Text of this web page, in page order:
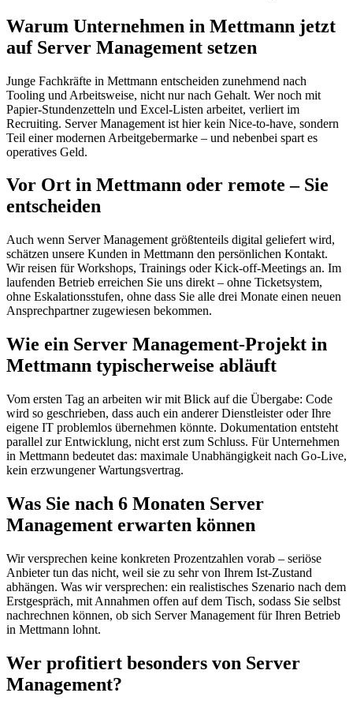
Warum Unternehmen in Mettmann jetzt
auf Server Management setzen
Junge Fachkräfte in Mettmann entscheiden zunehmend nach
Tooling und Arbeitsweise, nicht nur nach Gehalt. Wer noch mit
Papier-Stundenzetteln und Excel-Listen arbeitet, verliert im
Recruiting. Server Management ist hier kein Nice-to-have, sondern
Teil einer modernen Arbeitgebermarke – und nebenbei spart es
operatives Geld.
Vor Ort in Mettmann oder remote – Sie
entscheiden
Auch wenn Server Management größtenteils digital geliefert wird,
schätzen unsere Kunden in Mettmann den persönlichen Kontakt.
Wir reisen für Workshops, Trainings oder Kick-off-Meetings an. Im
laufenden Betrieb erreichen Sie uns direkt – ohne Ticketsystem,
ohne Eskalationsstufen, ohne dass Sie alle drei Monate einen neuen
Ansprechpartner zugewiesen bekommen.
Wie ein Server Management-Projekt in
Mettmann typischerweise abläuft
Vom ersten Tag an arbeiten wir mit Blick auf die Übergabe: Code
wird so geschrieben, dass auch ein anderer Dienstleister oder Ihre
eigene IT problemlos übernehmen könnte. Dokumentation entsteht
parallel zur Entwicklung, nicht erst zum Schluss. Für Unternehmen
in Mettmann bedeutet das: maximale Unabhängigkeit nach Go-Live,
kein erzwungener Wartungsvertrag.
Was Sie nach 6 Monaten Server
Management erwarten können
Wir versprechen keine konkreten Prozentzahlen vorab – seriöse
Anbieter tun das nicht, weil sie zu sehr von Ihrem Ist-Zustand
abhängen. Was wir versprechen: ein realistisches Szenario nach dem
Erstgespräch, mit Annahmen offen auf dem Tisch, sodass Sie selbst
nachrechnen können, ob sich Server Management für Ihren Betrieb
in Mettmann lohnt.
Wer profitiert besonders von Server
Management?